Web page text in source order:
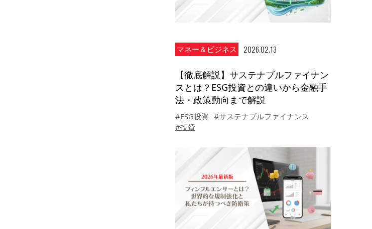
マネー＆ビジネス 2026.02.13
【徹底解説】サステナブルファイナン
スとは？ESG投資との違いから金融手
法・政策動向まで解説
#ESG投資 #サステナブルファイナンス
#投資